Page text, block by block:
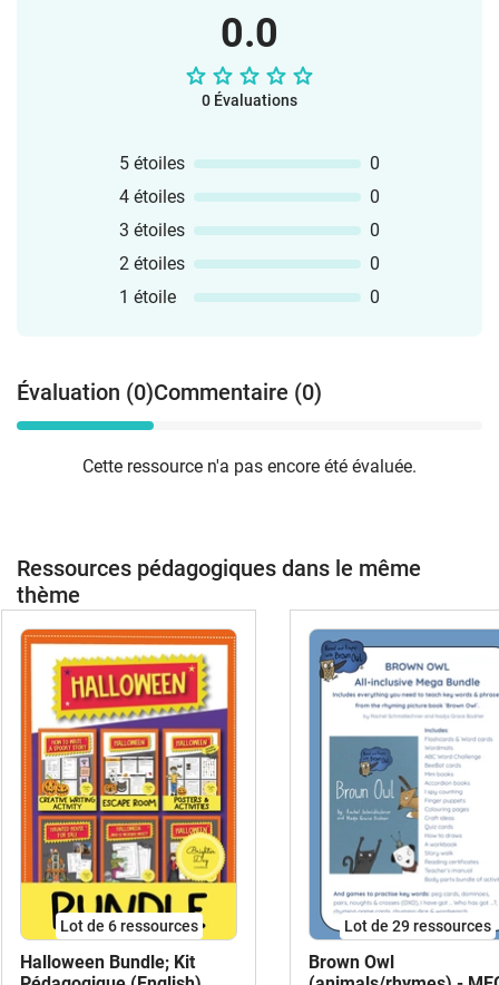
0.0
0 Évaluations
5 étoiles
0
4 étoiles
0
3 étoiles
0
2 étoiles
0
1 étoile
0
Évaluation (0)Commentaire (0)
Cette ressource n'a pas encore été évaluée.
Ressources pédagogiques dans le même
thème
Lot de 6 ressources
Halloween Bundle; Kit
Lot de 29 ressources
Brown Owl